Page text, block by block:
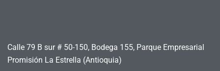
Calle 79 B sur # 50-150, Bodega 155, Parque Empresarial
Promisión La Estrella (Antioquia)